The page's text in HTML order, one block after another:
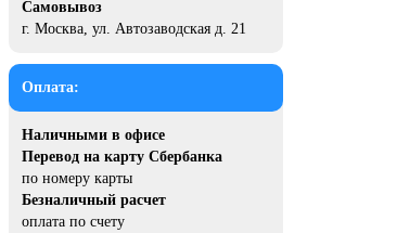
Самовывоз
г. Москва, ул. Автозаводская д. 21
Оплата:
Наличными в офисе
Перевод на карту Сбербанка
по номеру карты
Безналичный расчет
оплата по счету